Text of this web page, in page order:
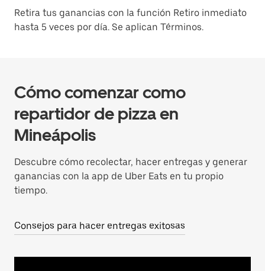
Retira tus ganancias con la función Retiro inmediato
hasta 5 veces por día. Se aplican Términos.
Cómo comenzar como
repartidor de pizza en
Mineápolis
Descubre cómo recolectar, hacer entregas y generar
ganancias con la app de Uber Eats en tu propio
tiempo.
Consejos para hacer entregas exitosas